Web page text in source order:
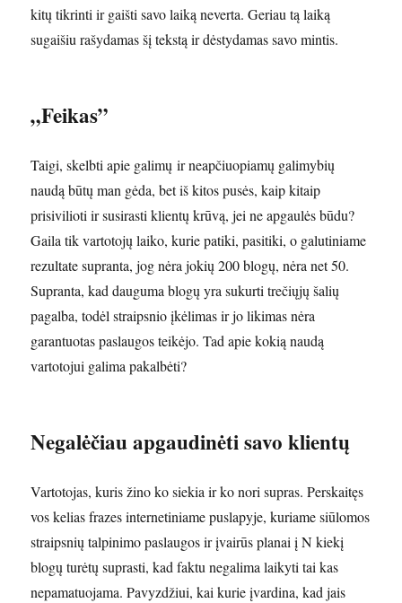
kitų tikrinti ir gaišti savo laiką neverta. Geriau tą laiką
sugaišiu rašydamas šį tekstą ir dėstydamas savo mintis.
„Feikas”
Taigi, skelbti apie galimų ir neapčiuopiamų galimybių
naudą būtų man gėda, bet iš kitos pusės, kaip kitaip
prisivilioti ir susirasti klientų krūvą, jei ne apgaulės būdu?
Gaila tik vartotojų laiko, kurie patiki, pasitiki, o galutiniame
rezultate supranta, jog nėra jokių 200 blogų, nėra net 50.
Supranta, kad dauguma blogų yra sukurti trečiųjų šalių
pagalba, todėl straipsnio įkėlimas ir jo likimas nėra
garantuotas paslaugos teikėjo. Tad apie kokią naudą
vartotojui galima pakalbėti?
Negalėčiau apgaudinėti savo klientų
Vartotojas, kuris žino ko siekia ir ko nori supras. Perskaitęs
vos kelias frazes internetiniame puslapyje, kuriame siūlomos
straipsnių talpinimo paslaugos ir įvairūs planai į N kiekį
blogų turėtų suprasti, kad faktu negalima laikyti tai kas
nepamatuojama. Pavyzdžiui, kai kurie įvardina, kad jais